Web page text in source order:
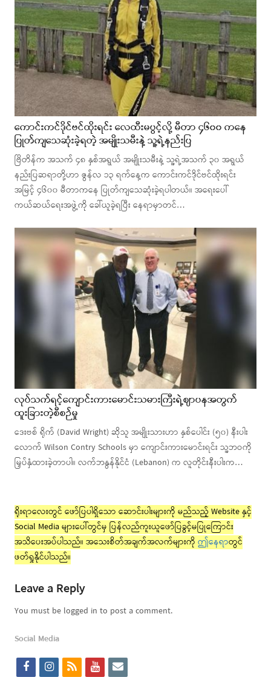
ကောင်းကင်ဒိုင်ဗင်ထိုးရင်း လေထီးမပွင့်လို့ မီတာ ၄၆၀၀ ကနေ
ပြုတ်ကျသေဆုံးခဲ့ရတဲ့ အမျိုးသမီးနဲ့ သူ့ရဲ့နည်းပြ
ဗြိတိန်က အသက် ၄၈ နှစ်အရွယ် အမျိုးသမီးနဲ့ သူ့ရဲ့အသက် ၃၀ အရွယ်
နည်းပြဆရာတို့ဟာ ဇွန်လ ၁၃ ရက်နေ့က ကောင်းကင်ဒိုင်ဗင်ထိုးရင်း
အမြင့် ၄၆၀၀ မီတာကနေ ပြုတ်ကျသေဆုံးခဲ့ရပါတယ်။ အ‌ရေးပေါ်
ကယ်ဆယ်ရေးအဖွဲ့ကို ခေါ်ယူခဲ့ရပြီး ‌နေရာမှာတင်…
လုပ်သက်ရင့်ကျောင်းကားမောင်းသမားကြီးရဲ့ဈာပနအတွက်
ထူးခြားတဲ့စီစဉ်မှု
ဒေးဗစ် ရိုက် (David Wright) ဆိုသူ အမျိုးသားဟာ နှစ်ပေါင်း (၅၀) နီးပါး
လောက် Wilson Contry Schools မှာ ကျောင်းကားမောင်းရင်း သူ့ဘဝကို
မြှပ်နှံထားခဲ့တာပါ။ လက်ဘနွန်နိုင်ငံ (Lebanon) က လူတိုင်းနီးပါးက…
ရိုးရာလေးတွင် ဖော်ပြပါရှိသော ဆောင်းပါးများကို မည်သည့် Website နှင့်
Social Media များပေါ်တွင်မှ ပြန်လည်ကူးယူဖော်ပြခွင့်မပြုကြောင်း
အသိပေးအပ်ပါသည်။ အသေးစိတ်အချက်အလက်များကို ဤနေရာတွင်
ဖတ်ရှုနိုင်ပါသည်။
Leave a Reply
You must be logged in to post a comment.
Social Media
f
i
r
y
e